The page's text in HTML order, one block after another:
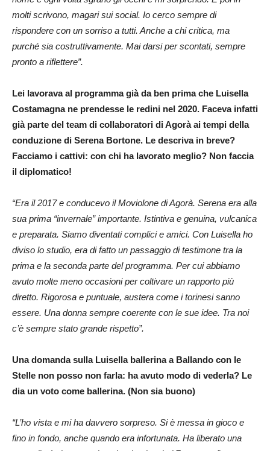
molti scrivono, magari sui social. Io cerco sempre di
rispondere con un sorriso a tutti. Anche a chi critica, ma
purché sia costruttivamente. Mai darsi per scontati, sempre
pronto a riflettere”.
Lei lavorava al programma già da ben prima che Luisella
Costamagna ne prendesse le redini nel 2020. Faceva infatti
già parte del team di collaboratori di Agorà ai tempi della
conduzione di Serena Bortone. Le descriva in breve?
Facciamo i cattivi: con chi ha lavorato meglio? Non faccia
il diplomatico!
“Era il 2017 e conducevo il Moviolone di Agorà. Serena era alla
sua prima “invernale” importante. Istintiva e genuina, vulcanica
e preparata. Siamo diventati complici e amici. Con Luisella ho
diviso lo studio, era di fatto un passaggio di testimone tra la
prima e la seconda parte del programma. Per cui abbiamo
avuto molte meno occasioni per coltivare un rapporto più
diretto. Rigorosa e puntuale, austera come i torinesi sanno
essere. Una donna sempre coerente con le sue idee. Tra noi
c’è sempre stato grande rispetto”.
Una domanda sulla Luisella ballerina a Ballando con le
Stelle non posso non farla: ha avuto modo di vederla? Le
dia un voto come ballerina. (Non sia buono)
“L’ho vista e mi ha davvero sorpreso. Si è messa in gioco e
fino in fondo, anche quando era infortunata. Ha liberato una